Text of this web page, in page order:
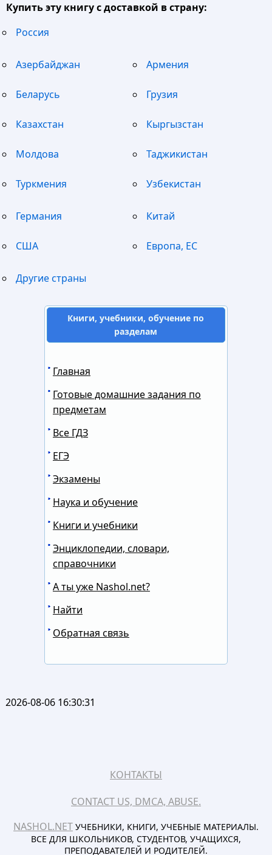
Купить эту книгу с доставкой в страну:
Россия
Азербайджан Армения
Беларусь Грузия
Казахстан Кыргызстан
Молдова Таджикистан
Туркмения Узбекистан
Германия Китай
США Европа, ЕС
Другие страны
Книги, учебники, обучение по
разделам
Главная
Готовые домашние задания по
предметам
Все ГДЗ
ЕГЭ
Экзамены
Наука и обучение
Книги и учебники
Энциклопедии, словари,
справочники
А ты уже Nashol.net?
Найти
Обратная связь
2026-08-06 16:30:31
КОНТАКТЫ
CONTACT US, DMCA, ABUSE.
NASHOL.NETУЧЕБНИКИ, КНИГИ, УЧЕБНЫЕ МАТЕРИАЛЫ.
ВСЕ ДЛЯ ШКОЛЬНИКОВ, СТУДЕНТОВ, УЧАЩИХСЯ,
ПРЕПОДАВАТЕЛЕЙ И РОДИТЕЛЕЙ.